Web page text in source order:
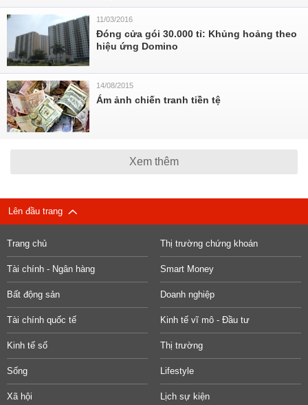
11/03/2016
Đóng cửa gói 30.000 tỉ: Khủng hoảng theo
hiệu ứng Domino
14/08/2015
Ám ảnh chiến tranh tiền tệ
Xem thêm
Lên đầu trang
Trang chủ Thị trường chứng khoán
Tài chính - Ngân hàng Smart Money
Bất động sản Doanh nghiệp
Tài chính quốc tế Kinh tế vĩ mô - Đầu tư
Kinh tế số Thị trường
Sống Lifestyle
Xã hội Lịch sự kiện